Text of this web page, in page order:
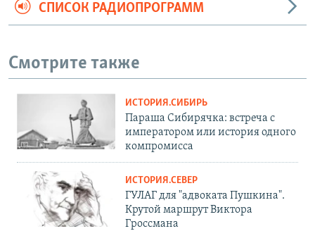
СПИСОК РАДИОПРОГРАММ
Смотрите также
ИСТОРИЯ.СИБИРЬ
Параша Сибирячка: встреча с
императором или история одного
компромисса
ИСТОРИЯ.СЕВЕР
ГУЛАГ для "адвоката Пушкина".
Крутой маршрут Виктора
Гроссмана